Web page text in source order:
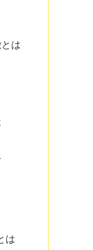
は
は